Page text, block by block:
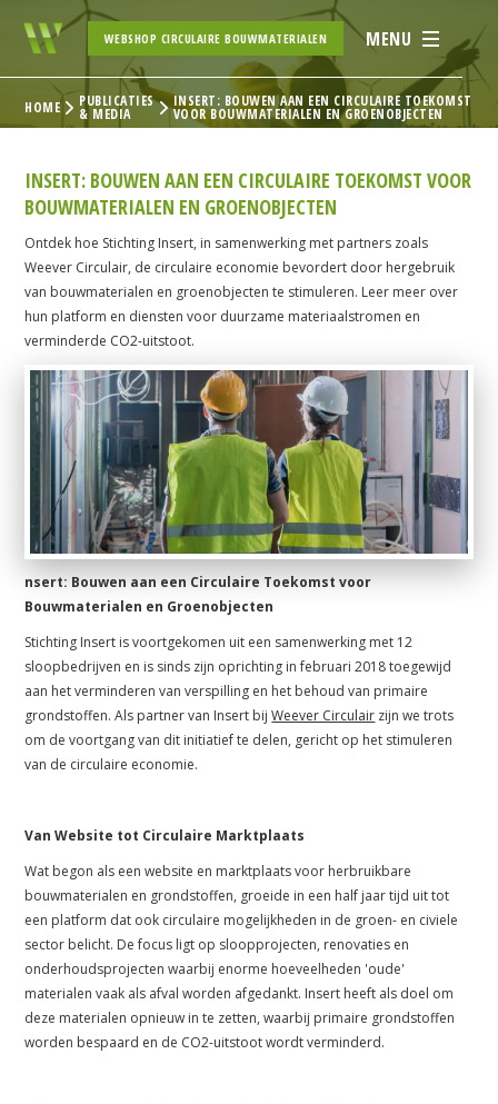
WEBSHOP CIRCULAIRE BOUWMATERIALEN MENU
HOME PUBLICATIES
& MEDIA
INSERT: BOUWEN AAN EEN CIRCULAIRE TOEKOMST
VOOR BOUWMATERIALEN EN GROENOBJECTEN
INSERT: BOUWEN AAN EEN CIRCULAIRE TOEKOMST VOOR
BOUWMATERIALEN EN GROENOBJECTEN
Ontdek hoe Stichting Insert, in samenwerking met partners zoals
Weever Circulair, de circulaire economie bevordert door hergebruik
van bouwmaterialen en groenobjecten te stimuleren. Leer meer over
hun platform en diensten voor duurzame materiaalstromen en
verminderde CO2-uitstoot.
nsert: Bouwen aan een Circulaire Toekomst voor
Bouwmaterialen en Groenobjecten
Stichting Insert is voortgekomen uit een samenwerking met 12
sloopbedrijven en is sinds zijn oprichting in februari 2018 toegewijd
aan het verminderen van verspilling en het behoud van primaire
grondstoffen. Als partner van Insert bijWeever Circulair zijn we trots
om de voortgang van dit initiatief te delen, gericht op het stimuleren
van de circulaire economie.
Van Website tot Circulaire Marktplaats
Wat begon als een website en marktplaats voor herbruikbare
bouwmaterialen en grondstoffen, groeide in een half jaar tijd uit tot
een platform dat ook circulaire mogelijkheden in de groen- en civiele
sector belicht. De focus ligt op sloopprojecten, renovaties en
onderhoudsprojecten waarbij enorme hoeveelheden 'oude'
materialen vaak als afval worden afgedankt. Insert heeft als doel om
deze materialen opnieuw in te zetten, waarbij primaire grondstoffen
worden bespaard en de CO2-uitstoot wordt verminderd.